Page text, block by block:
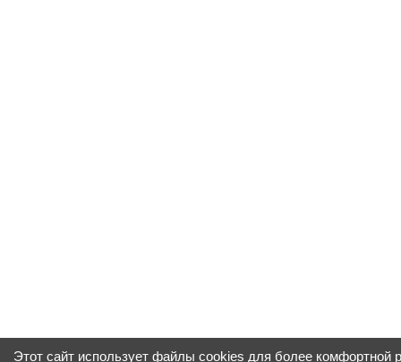
Этот сайт использует файлы cookies для более комфортной